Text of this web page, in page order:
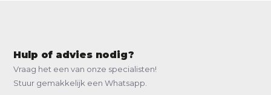
Hulp of advies nodig?
Vraag het een van onze specialisten!
Stuur gemakkelijk een Whatsapp.